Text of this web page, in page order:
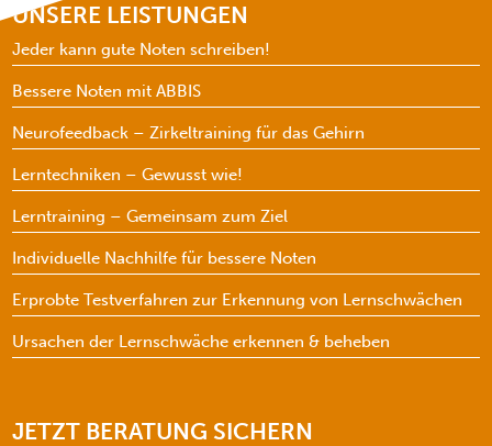
UNSERE LEISTUNGEN
Jeder kann gute Noten schreiben!
Bessere Noten mit ABBIS
Neurofeedback – Zirkeltraining für das Gehirn
Lerntechniken – Gewusst wie!
Lerntraining – Gemeinsam zum Ziel
Individuelle Nachhilfe für bessere Noten
Erprobte Testverfahren zur Erkennung von Lernschwächen
Ursachen der Lernschwäche erkennen & beheben
JETZT BERATUNG SICHERN